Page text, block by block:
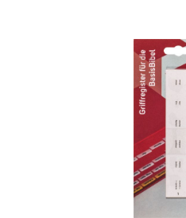
Bildergalerie überspringen